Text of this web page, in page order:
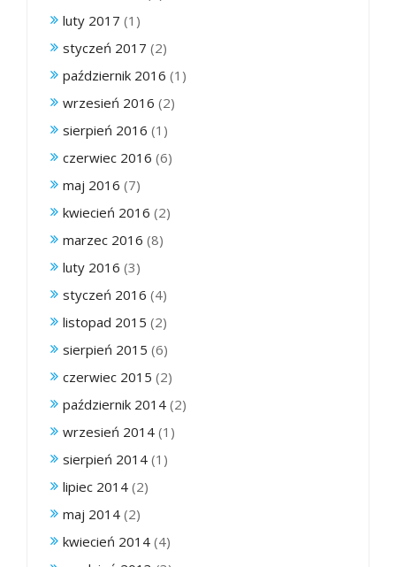
luty 2017 (1)
styczeń 2017 (2)
październik 2016 (1)
wrzesień 2016 (2)
sierpień 2016 (1)
czerwiec 2016 (6)
maj 2016 (7)
kwiecień 2016 (2)
marzec 2016 (8)
luty 2016 (3)
styczeń 2016 (4)
listopad 2015 (2)
sierpień 2015 (6)
czerwiec 2015 (2)
październik 2014 (2)
wrzesień 2014 (1)
sierpień 2014 (1)
lipiec 2014 (2)
maj 2014 (2)
kwiecień 2014 (4)